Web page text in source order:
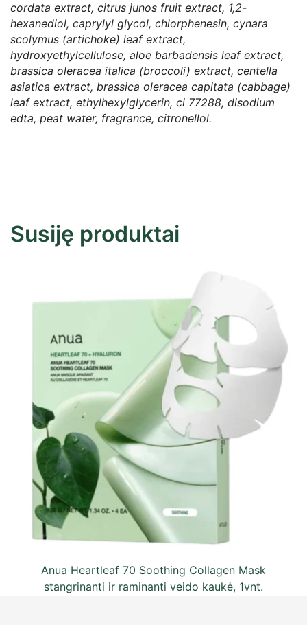
cordata extract, citrus junos fruit extract, 1,2-
hexanediol, caprylyl glycol, chlorphenesin, cynara
scolymus (artichoke) leaf extract,
hydroxyethylcellulose, aloe barbadensis leaf extract,
brassica oleracea italica (broccoli) extract, centella
asiatica extract, brassica oleracea capitata (cabbage)
leaf extract, ethylhexylglycerin, ci 77288, disodium
edta, peat water, fragrance, citronellol.
Susiję produktai
Anua Heartleaf 70 Soothing Collagen Mask
stangrinanti ir raminanti veido kaukė, 1vnt.